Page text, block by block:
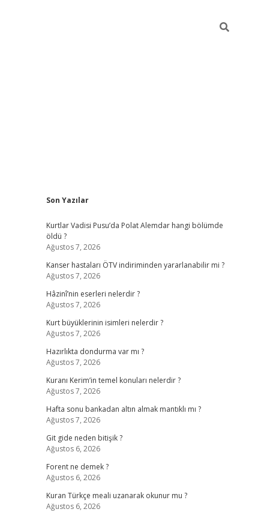
Sidebar
Son Yazılar
Kurtlar Vadisi Pusu’da Polat Alemdar hangi bölümde
öldü ?
Ağustos 7, 2026
Kanser hastaları ÖTV indiriminden yararlanabilir mi ?
Ağustos 7, 2026
Hâzinî’nin eserleri nelerdir ?
Ağustos 7, 2026
Kurt büyüklerinin isimleri nelerdir ?
Ağustos 7, 2026
Hazırlıkta dondurma var mı ?
Ağustos 7, 2026
Kuranı Kerim’in temel konuları nelerdir ?
Ağustos 7, 2026
Hafta sonu bankadan altın almak mantıklı mı ?
Ağustos 7, 2026
Git gide neden bitişik ?
Ağustos 6, 2026
Forent ne demek ?
Ağustos 6, 2026
Kuran Türkçe meali uzanarak okunur mu ?
Ağustos 6, 2026
elexbet yeni giriş